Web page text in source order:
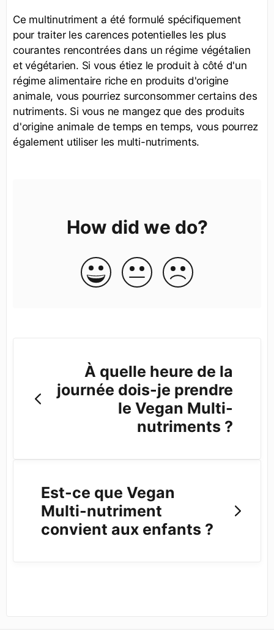
Ce multinutriment a été formulé spécifiquement
pour traiter les carences potentielles les plus
courantes rencontrées dans un régime végétalien
et végétarien. Si vous étiez le produit à côté d'un
régime alimentaire riche en produits d'origine
animale, vous pourriez surconsommer certains des
nutriments. Si vous ne mangez que des produits
d'origine animale de temps en temps, vous pourrez
également utiliser les multi-nutriments.
How did we do?
À quelle heure de la
journée dois-je prendre
le Vegan Multi-
nutriments ?
Est-ce que Vegan
Multi-nutriment
convient aux enfants ?